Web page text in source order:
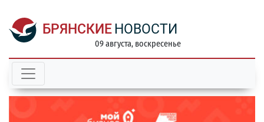
БРЯНСКИЕ НОВОСТИ
09 августа, воскресенье